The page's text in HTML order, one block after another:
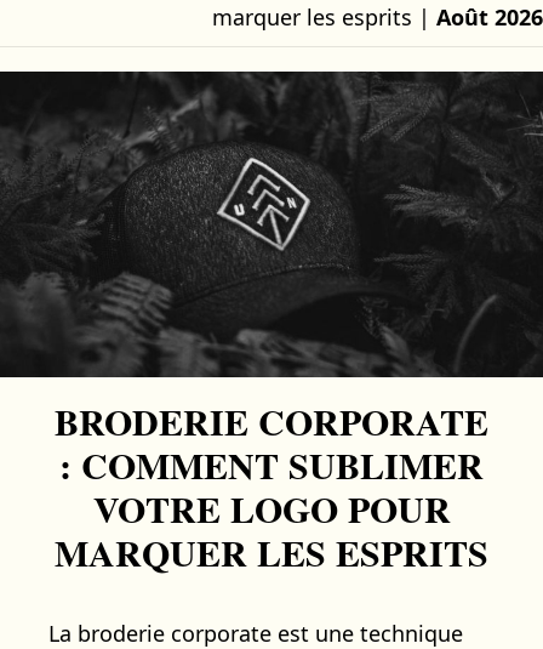
marquer les esprits | Août 2026
BRODERIE CORPORATE
: COMMENT SUBLIMER
VOTRE LOGO POUR
MARQUER LES ESPRITS
La broderie corporate est une technique